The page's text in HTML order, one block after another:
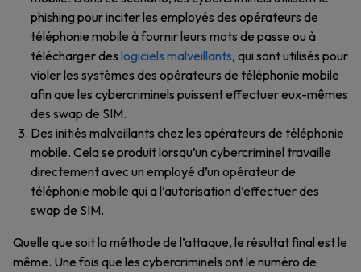
phishing pour inciter les employés des opérateurs de
téléphonie mobile à fournir leurs mots de passe ou à
télécharger des logiciels malveillants, qui sont utilisés pour
violer les systèmes des opérateurs de téléphonie mobile
afin que les cybercriminels puissent effectuer eux-mêmes
des swap de SIM.
Des initiés malveillants chez les opérateurs de téléphonie
mobile. Cela se produit lorsqu’un cybercriminel travaille
directement avec un employé d’un opérateur de
téléphonie mobile qui a l’autorisation d’effectuer des
swap de SIM.
Quelle que soit la méthode de l’attaque, le résultat final est le
même. Une fois que les cybercriminels ont le numéro de